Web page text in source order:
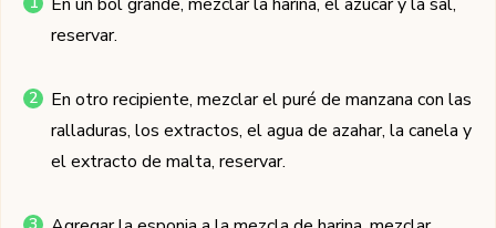
reservar.
En otro recipiente, mezclar el puré de manzana con las
ralladuras, los extractos, el agua de azahar, la canela y
el extracto de malta, reservar.